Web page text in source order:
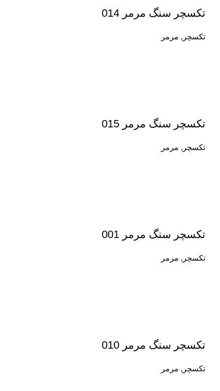
تکسچر سنگ مرمر 014
تکسچر , مرمر
تکسچر سنگ مرمر 015
تکسچر , مرمر
تکسچر سنگ مرمر 001
تکسچر , مرمر
تکسچر سنگ مرمر 010
تکسچر , مرمر